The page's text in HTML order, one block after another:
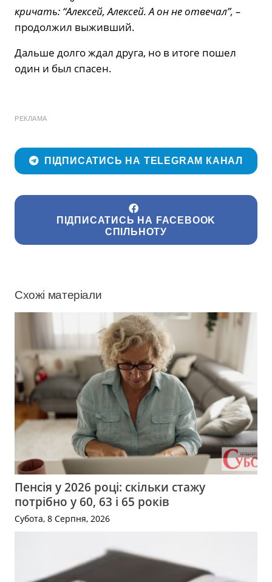
кричать: “Алексей, Алексей. А он не отвечал”, –
продолжил выживший.
Дальше долго ждал друга, но в итоге пошел
один и был спасен.
РЕКЛАМА
ПІДПИСАТИСЬ НА TELEGRAM КАНАЛ
ПІДПИСАТИСЬ НА FACEBOOK
СПІЛЬНОТУ
Схожі матеріали
Пенсія у 2026 році: скільки стажу
потрібно у 60, 63 і 65 років
Субота, 8 Серпня, 2026